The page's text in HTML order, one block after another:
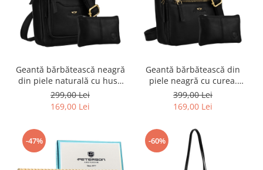
Geantă bărbătească neagră
din piele naturală cu husă
inclusă - Peterson PTR-PTN
M23E-OPU-6750 BL
299,00 Lei
169,00 Lei
Geantă bărbătească din
piele neagră cu curea.
Include un breloc -
Peterson PTR-PTN 710E-
OPU-6736 BL
399,00 Lei
169,00 Lei
-47% -60%